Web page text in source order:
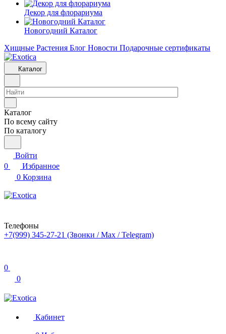
Декор для флорариума
Новогодний Каталог
Хищные Растения Блог Новости Подарочные сертификаты
Каталог
Каталог
По всему сайту
По каталогу
Войти
0
Избранное
0 Корзина
Телефоны
+7(999) 345-27-21 (Звонки / Max / Telegram)
0
0
Кабинет